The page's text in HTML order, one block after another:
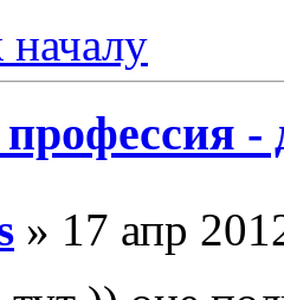
началу
-
» 17 апр